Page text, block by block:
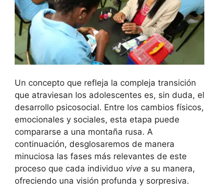
Un concepto que refleja la compleja transición
que atraviesan los adolescentes es, sin duda, el
desarrollo psicosocial. Entre los cambios físicos,
emocionales y sociales, esta etapa puede
compararse a una montaña rusa. A
continuación, desglosaremos de manera
minuciosa las fases más relevantes de este
proceso que cada individuo vive a su manera,
ofreciendo una visión profunda y sorpresiva.